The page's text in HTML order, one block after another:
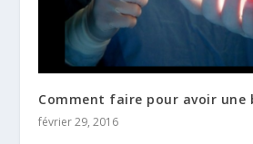
Comment faire pour avoir une
février 29, 2016